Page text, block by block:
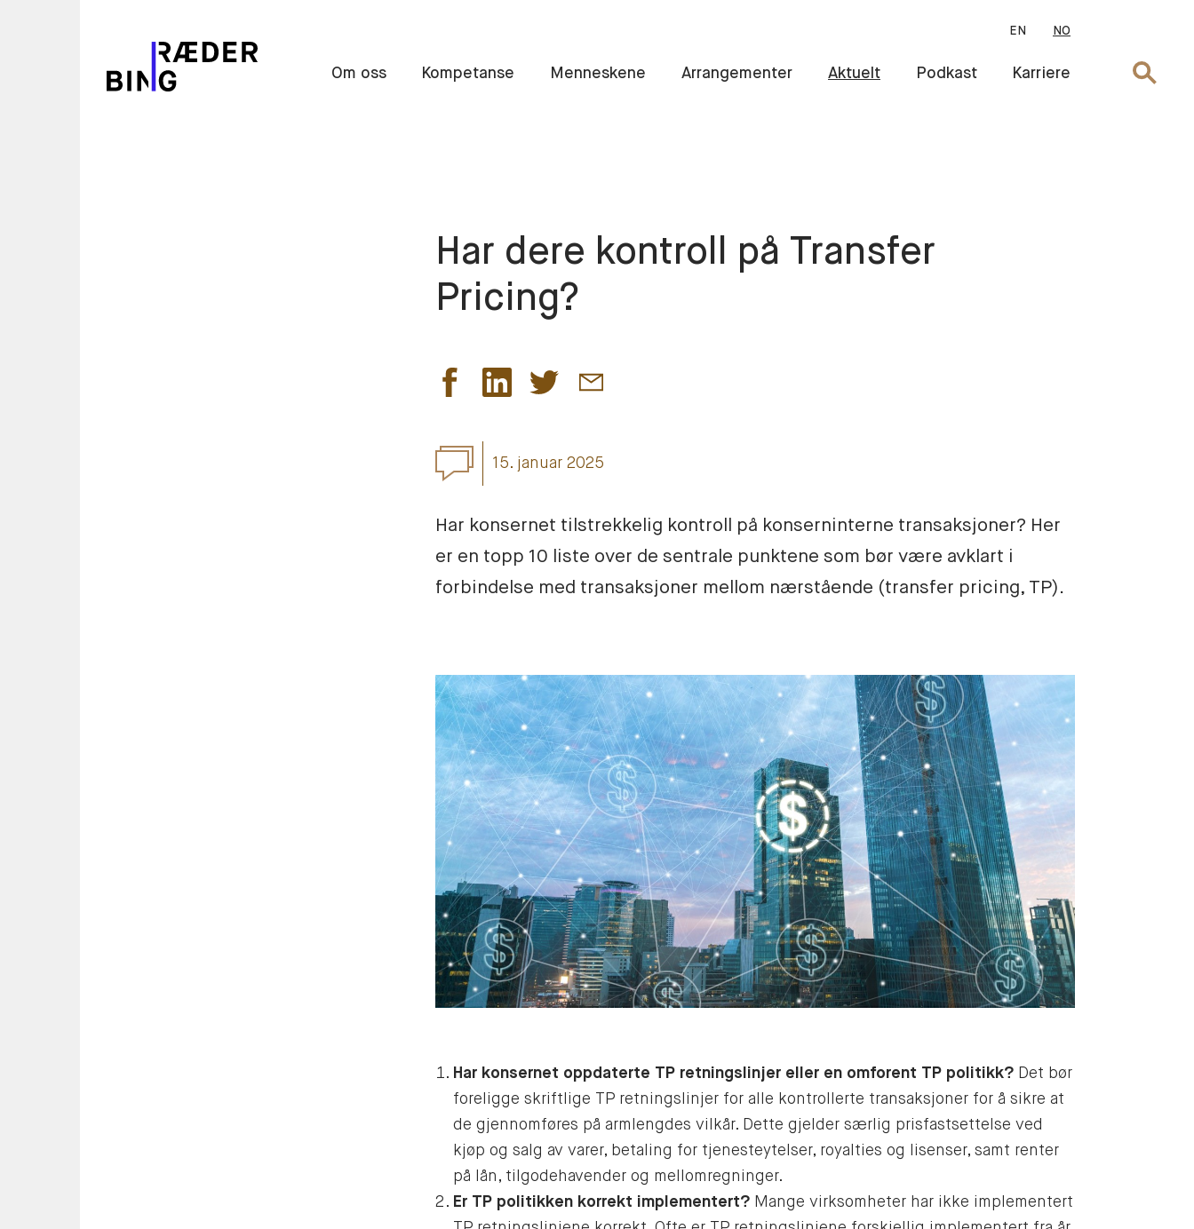
EN NO
Om oss Kompetanse Menneskene Arrangementer Aktuelt Podkast Karriere Søk
Har dere kontroll på Transfer
Pricing?
15. januar 2025
Har konsernet tilstrekkelig kontroll på konserninterne transaksjoner? Her
er en topp 10 liste over de sentrale punktene som bør være avklart i
forbindelse med transaksjoner mellom nærstående (transfer pricing, TP).
Har konsernet oppdaterte TP retningslinjer eller en omforent TP politikk? Det bør
foreligge skriftlige TP retningslinjer for alle kontrollerte transaksjoner for å sikre at
de gjennomføres på armlengdes vilkår. Dette gjelder særlig prisfastsettelse ved
kjøp og salg av varer, betaling for tjenesteytelser, royalties og lisenser, samt renter
på lån, tilgodehavender og mellomregninger.
Er TP politikken korrekt implementert? Mange virksomheter har ikke implementert